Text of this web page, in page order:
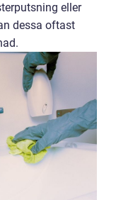
eller
dessa oftast